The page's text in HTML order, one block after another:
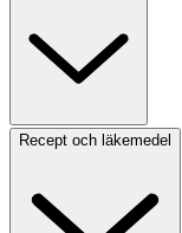
Recept och läkemedel